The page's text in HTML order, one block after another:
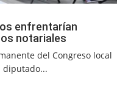
enfrentarían
notariales
del Congreso local
diputado...